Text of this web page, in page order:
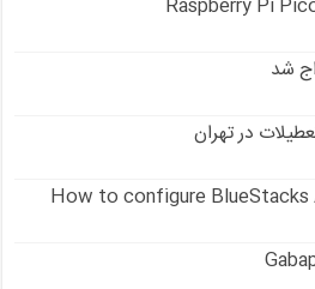
Raspberry Pi
شد
در تهران
How to configure BlueStacks